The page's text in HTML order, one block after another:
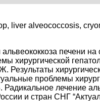
liver alveococcosis,
печени на
хирургической
проблемы
лечение
и стран СНГ